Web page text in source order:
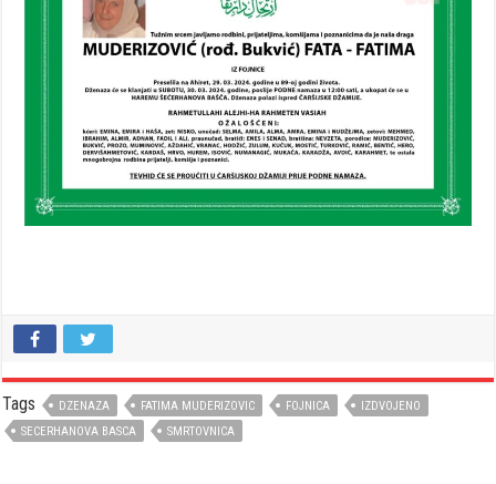
Tags DZENAZA FATIMA MUDERIZOVIC FOJNICA
IZDVOJENO
SECERHANOVA BASCA
SMRTOVNICA